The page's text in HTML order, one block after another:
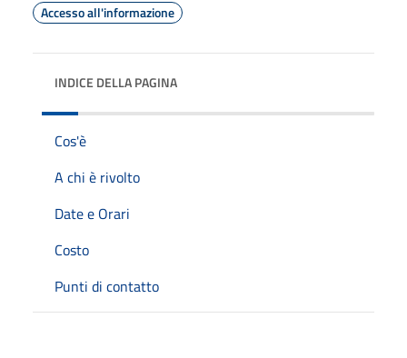
Accesso all'informazione
INDICE DELLA PAGINA
Cos'è
A chi è rivolto
Date e Orari
Costo
Punti di contatto